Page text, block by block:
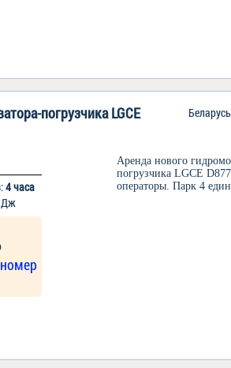
погрузчика LGCE
4 часа
Аренда нового
погрузчика LGCE
операторы. Парк 4